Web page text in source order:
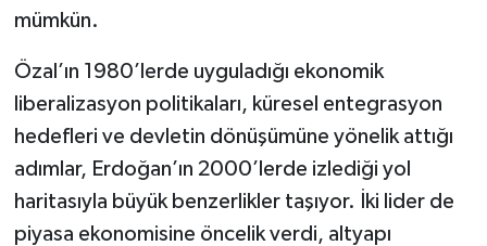
mümkün.
Özal’ın 1980’lerde uyguladığı ekonomik
liberalizasyon politikaları, küresel entegrasyon
hedefleri ve devletin dönüşümüne yönelik attığı
adımlar, Erdoğan’ın 2000’lerde izlediği yol
haritasıyla büyük benzerlikler taşıyor. İki lider de
piyasa ekonomisine öncelik verdi, altyapı